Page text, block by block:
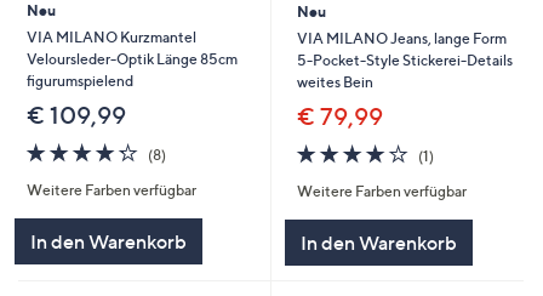
Neu
VIA MILANO Kurzmantel
Veloursleder-Optik Länge 85cm
figurumspielend
€ 109,99
4.2
von
5
(8)8
Weitere Farben verfügbar
In den Warenkorb
Neu
VIA MILANO Jeans, lange Form
5-Pocket-Style Stickerei-Details
weites Bein
€ 79,99
4.0
von
5
(1)1
Weitere Farben verfügbar
In den Warenkorb